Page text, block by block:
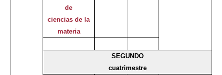
de
ciencias de la
materia
SEGUNDO
cuatrimestre